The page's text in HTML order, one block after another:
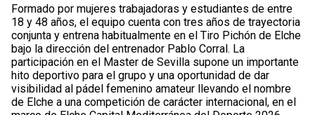
Formado por mujeres trabajadoras y estudiantes de entre
18 y 48 años, el equipo cuenta con tres años de trayectoria
conjunta y entrena habitualmente en el Tiro Pichón de Elche
bajo la dirección del entrenador Pablo Corral. La
participación en el Master de Sevilla supone un importante
hito deportivo para el grupo y una oportunidad de dar
visibilidad al pádel femenino amateur llevando el nombre
de Elche a una competición de carácter internacional, en el